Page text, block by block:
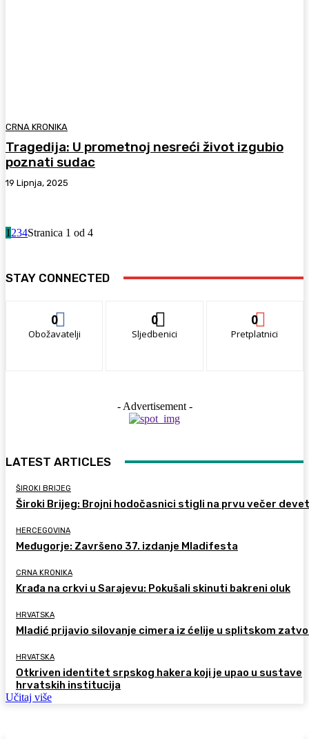
CRNA KRONIKA
Tragedija: U prometnoj nesreći život izgubio
poznati sudac
19 Lipnja, 2025
1 234Stranica 1 od 4
STAY CONNECTED
0
Obožavatelji
0
Sljedbenici
0
Pretplatnici
- Advertisement -
LATEST ARTICLES
ŠIROKI BRIJEG
Široki Brijeg: Brojni hodočasnici stigli na prvu večer
HERCEGOVINA
Međugorje: Završeno 37. izdanje Mladifesta
CRNA KRONIKA
Krađa na crkvi u Sarajevu: Pokušali skinuti bakreni oluk
HRVATSKA
Mladić prijavio silovanje cimera iz ćelije u splitskom
HRVATSKA
Otkriven identitet srpskog hakera koji je upao u sustave
hrvatskih institucija
Učitaj više